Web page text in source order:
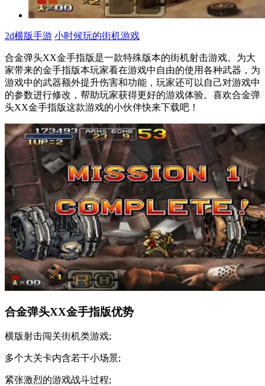
2d横版手游 小时候玩的街机游戏
合金弹头XX金手指版是一款特殊版本的街机射击游戏。为大
家带来的金手指版本玩家看在游戏中自由的使用各种武器，为
游戏中的武器额外提升伤害和功能，玩家还可以自己对游戏中
的参数进行修改，帮助玩家获得更好的游戏体验。喜欢合金弹
头XX金手指版这款游戏的小伙伴快来下载吧！
合金弹头XX金手指版优势
横版射击闯关街机类游戏;
多个大关卡内含若干小场景;
紧张激烈的游戏战斗过程;